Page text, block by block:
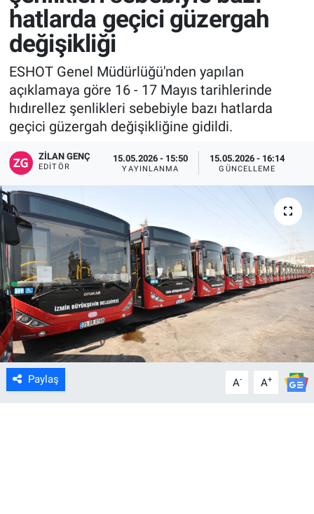
hatlarda geçici güzergah
değişikliği
ESHOT Genel Müdürlüğü'nden yapılan
açıklamaya göre 16 - 17 Mayıs tarihlerinde
hıdırellez şenlikleri sebebiyle bazı hatlarda
geçici güzergah değişikliğine gidildi.
ZILAN GENÇ
EDITÖR
15.05.2026 - 15:50
YAYINLANMA
15.05.2026 - 16:14
GÜNCELLEME
Paylaş A- A+